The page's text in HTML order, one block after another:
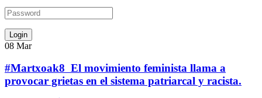
08 Mar
#Martxoak8 ​ El movimiento feminista llama a
provocar grietas en el sistema patriarcal y racista.